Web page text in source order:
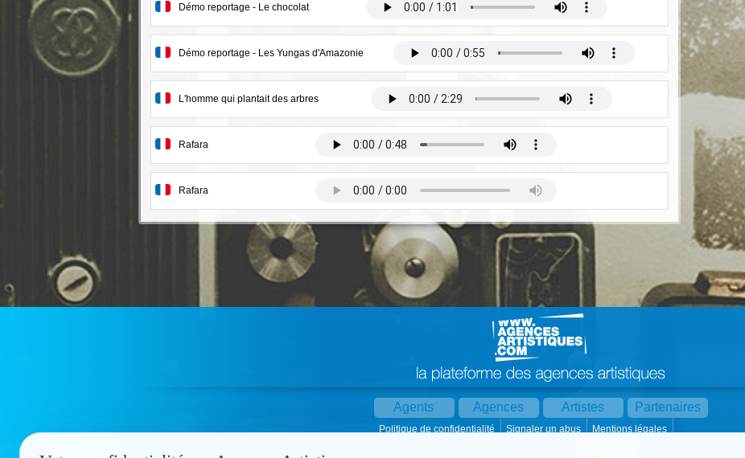
Démo reportage - Le chocolat
Démo reportage - Les Yungas d'Amazonie
L'homme qui plantait des arbres
Rafara
Rafara
Agents Agences Artistes Partenaires
Politique de confidentialité Signaler un abus
Mentions légales